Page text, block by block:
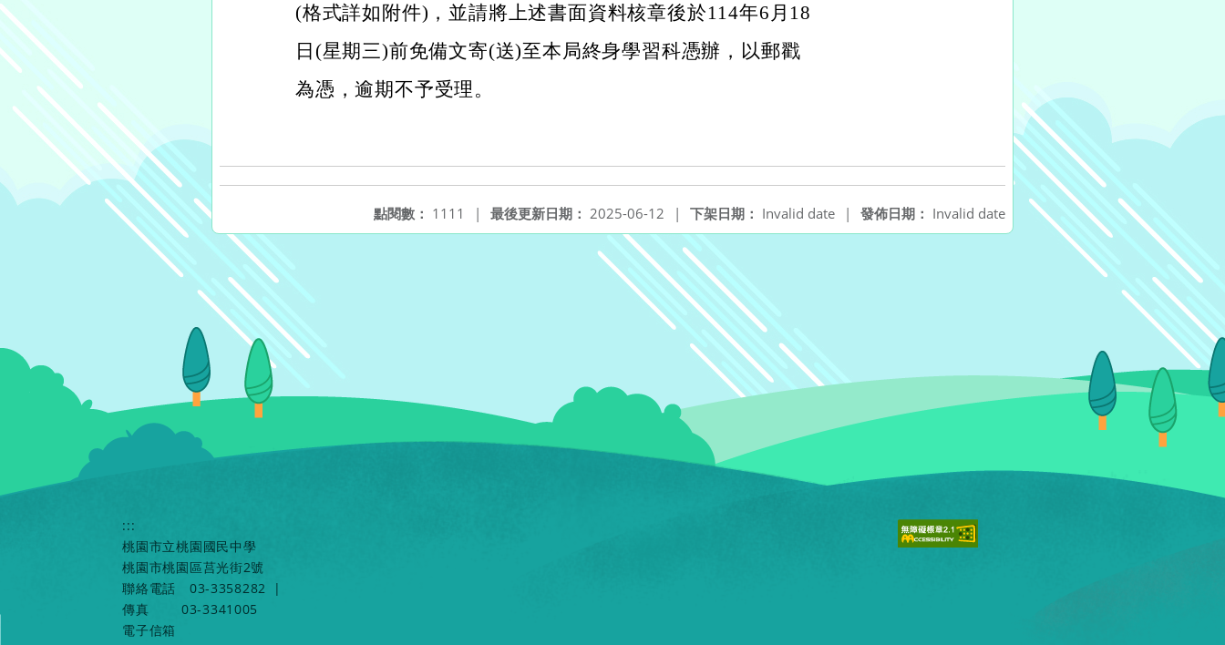
(格式詳如附件)，並請將上述書面資料核章後於114年6月18
日(星期三)前免備文寄(送)至本局終身學習科憑辦，以郵戳
為憑，逾期不予受理。
發佈日期： Invalid date
下架日期： Invalid date |
最後更新日期： 2025-06-12 |
點閱數： 1111 |
:::
桃園市立桃園國民中學
桃園市桃園區莒光街2號
聯絡電話
03-3358282
|
傳真
03-3341005
電子信箱